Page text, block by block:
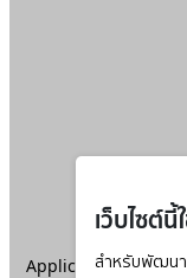
เว็บไซต์นี้
สำหรับพัฒนา
Application error: a